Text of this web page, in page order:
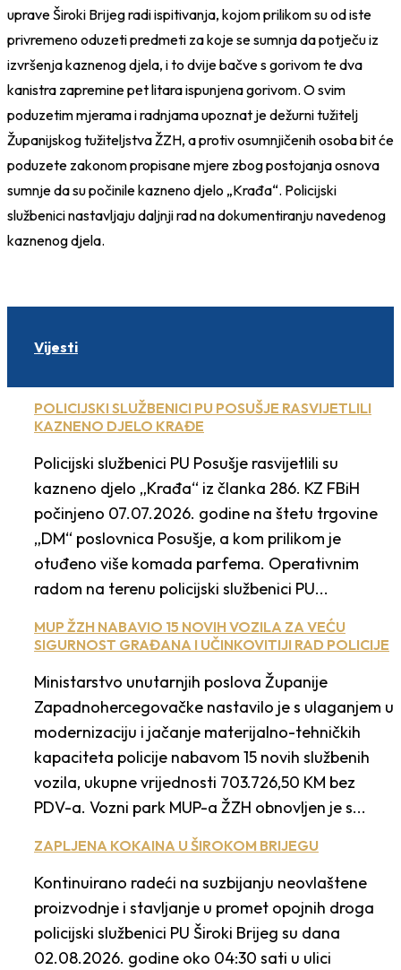
uprave Široki Brijeg radi ispitivanja, kojom prilikom su od iste
privremeno oduzeti predmeti za koje se sumnja da potječu iz
izvršenja kaznenog djela, i to dvije bačve s gorivom te dva
kanistra zapremine pet litara ispunjena gorivom. O svim
poduzetim mjerama i radnjama upoznat je dežurni tužitelj
Županijskog tužiteljstva ŽZH, a protiv osumnjičenih osoba bit će
poduzete zakonom propisane mjere zbog postojanja osnova
sumnje da su počinile kazneno djelo „Krađa“. Policijski
službenici nastavljaju daljnji rad na dokumentiranju navedenog
kaznenog djela.
Vijesti
POLICIJSKI SLUŽBENICI PU POSUŠJE RASVIJETLILI
KAZNENO DJELO KRAĐE
Policijski službenici PU Posušje rasvijetlili su
kazneno djelo „Krađa“ iz članka 286. KZ FBiH
počinjeno 07.07.2026. godine na štetu trgovine
„DM“ poslovnica Posušje, a kom prilikom je
otuđeno više komada parfema. Operativnim
radom na terenu policijski službenici PU...
MUP ŽZH NABAVIO 15 NOVIH VOZILA ZA VEĆU
SIGURNOST GRAĐANA I UČINKOVITIJI RAD POLICIJE
Ministarstvo unutarnjih poslova Županije
Zapadnohercegovačke nastavilo je s ulaganjem u
modernizaciju i jačanje materijalno-tehničkih
kapaciteta policije nabavom 15 novih službenih
vozila, ukupne vrijednosti 703.726,50 KM bez
PDV-a. Vozni park MUP-a ŽZH obnovljen je s...
ZAPLJENA KOKAINA U ŠIROKOM BRIJEGU
Kontinuirano radeći na suzbijanju neovlaštene
proizvodnje i stavljanje u promet opojnih droga
policijski službenici PU Široki Brijeg su dana
02.08.2026. godine oko 04:30 sati u ulici